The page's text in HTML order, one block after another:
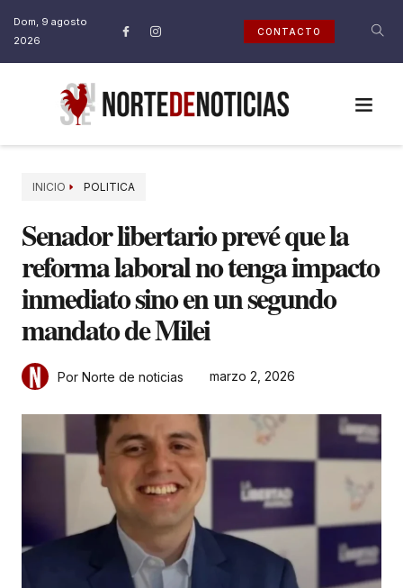
Dom, 9 agosto
2026
CONTACTO
INICIO POLITICA
Senador libertario prevé que la
reforma laboral no tenga impacto
inmediato sino en un segundo
mandato de Milei
Por Norte de noticias marzo 2, 2026